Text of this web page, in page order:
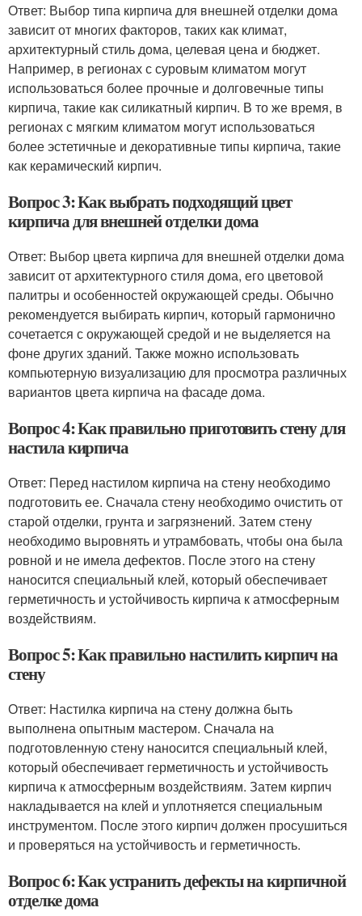
Ответ: Выбор типа кирпича для внешней отделки дома
зависит от многих факторов, таких как климат,
архитектурный стиль дома, целевая цена и бюджет.
Например, в регионах с суровым климатом могут
использоваться более прочные и долговечные типы
кирпича, такие как силикатный кирпич. В то же время, в
регионах с мягким климатом могут использоваться
более эстетичные и декоративные типы кирпича, такие
как керамический кирпич.
Вопрос 3: Как выбрать подходящий цвет
кирпича для внешней отделки дома
Ответ: Выбор цвета кирпича для внешней отделки дома
зависит от архитектурного стиля дома, его цветовой
палитры и особенностей окружающей среды. Обычно
рекомендуется выбирать кирпич, который гармонично
сочетается с окружающей средой и не выделяется на
фоне других зданий. Также можно использовать
компьютерную визуализацию для просмотра различных
вариантов цвета кирпича на фасаде дома.
Вопрос 4: Как правильно приготовить стену для
настила кирпича
Ответ: Перед настилом кирпича на стену необходимо
подготовить ее. Сначала стену необходимо очистить от
старой отделки, грунта и загрязнений. Затем стену
необходимо выровнять и утрамбовать, чтобы она была
ровной и не имела дефектов. После этого на стену
наносится специальный клей, который обеспечивает
герметичность и устойчивость кирпича к атмосферным
воздействиям.
Вопрос 5: Как правильно настилить кирпич на
стену
Ответ: Настилка кирпича на стену должна быть
выполнена опытным мастером. Сначала на
подготовленную стену наносится специальный клей,
который обеспечивает герметичность и устойчивость
кирпича к атмосферным воздействиям. Затем кирпич
накладывается на клей и уплотняется специальным
инструментом. После этого кирпич должен просушиться
и проверяться на устойчивость и герметичность.
Вопрос 6: Как устранить дефекты на кирпичной
отделке дома